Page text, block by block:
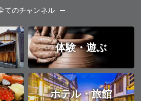
てのチャンネル
体験・遊ぶ
ホテル・旅館